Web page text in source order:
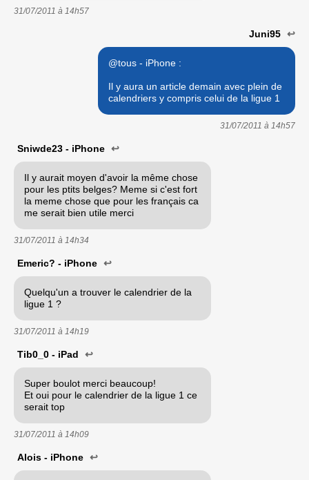
31/07/2011 à 14h57
Juni95 ↩
@tous - iPhone :
Il y aura un article demain avec plein de
calendriers y compris celui de la ligue 1
31/07/2011 à 14h57
Sniwde23 - iPhone ↩
Il y aurait moyen d'avoir la même chose
pour les ptits belges? Meme si c'est fort
la meme chose que pour les français ca
me serait bien utile merci
31/07/2011 à 14h34
Emeric? - iPhone ↩
Quelqu'un a trouver le calendrier de la
ligue 1 ?
31/07/2011 à 14h19
Tib0_0 - iPad ↩
Super boulot merci beaucoup!
Et oui pour le calendrier de la ligue 1 ce
serait top
31/07/2011 à 14h09
Alois - iPhone ↩